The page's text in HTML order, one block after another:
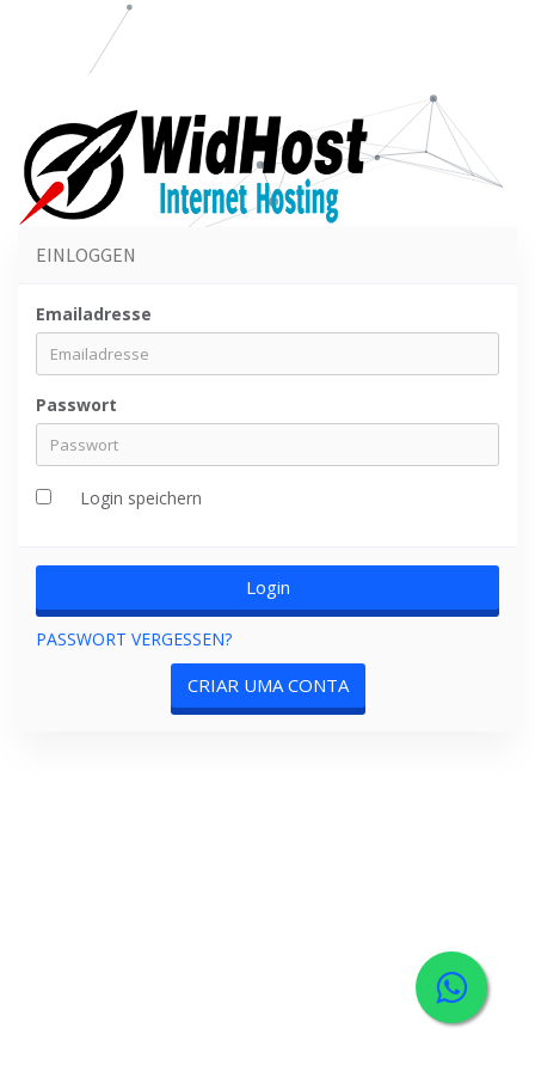
EINLOGGEN
Emailadresse
Passwort
Login speichern
PASSWORT VERGESSEN?
CRIAR UMA CONTA